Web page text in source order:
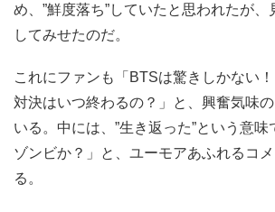
め、”鮮度落ち”していたと思われたが
してみせたのだ。
これにファンも「BTSは驚きしかない
対決はいつ終わるの？」と、興奮気味
いる。中には、”生き返った”という意味
ゾンビか？」と、ユーモアあふれるコ
る。